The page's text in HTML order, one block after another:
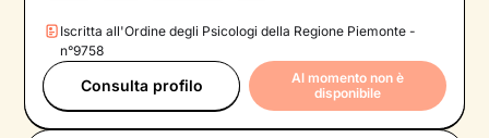
Iscritta all'Ordine degli Psicologi della Regione Piemonte -
n°9758
Consulta profilo
Al momento non è
disponibile